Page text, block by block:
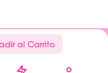
al Carrito
Center